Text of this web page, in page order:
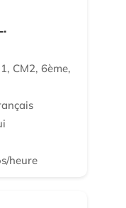
CM2, 6ème,
heure